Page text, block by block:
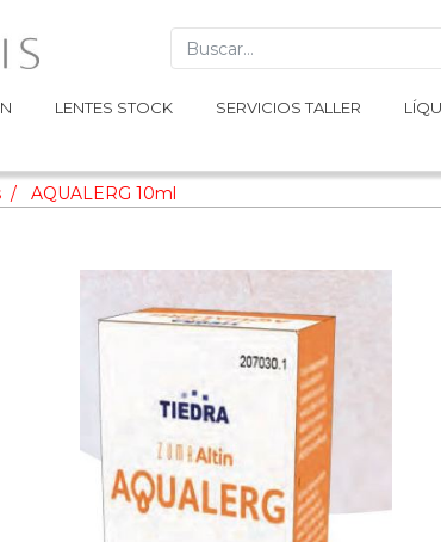
LENTES STOCK SERVICIOS TALLER
LENTES STOCK SERVICIOS TALLER
AQUALERG 10ml